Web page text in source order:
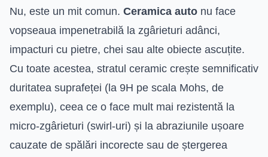
Nu, este un mit comun. Ceramica auto nu face
vopseaua impenetrabilă la zgârieturi adânci,
impacturi cu pietre, chei sau alte obiecte ascuțite.
Cu toate acestea, stratul ceramic crește semnificativ
duritatea suprafeței (la 9H pe scala Mohs, de
exemplu), ceea ce o face mult mai rezistentă la
micro-zgârieturi (swirl-uri) și la abraziunile ușoare
cauzate de spălări incorecte sau de ștergerea